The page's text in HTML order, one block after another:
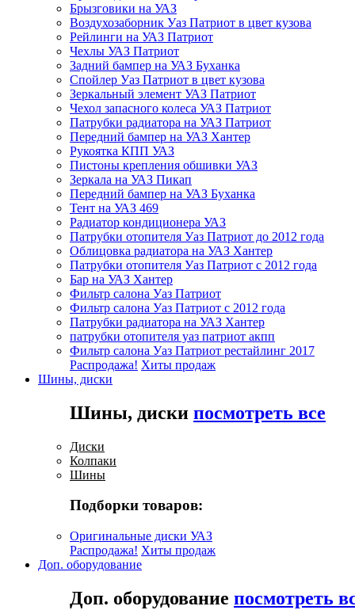
Брызговики на УАЗ
Воздухозаборник Уаз Патриот в цвет кузова
Рейлинги на УАЗ Патриот
Чехлы УАЗ Патриот
Задний бампер на УАЗ Буханка
Спойлер Уаз Патриот в цвет кузова
Зеркальный элемент УАЗ Патриот
Чехол запасного колеса УАЗ Патриот
Патрубки радиатора на УАЗ Патриот
Передний бампер на УАЗ Хантер
Рукоятка КПП УАЗ
Пистоны крепления обшивки УАЗ
Зеркала на УАЗ Пикап
Передний бампер на УАЗ Буханка
Тент на УАЗ 469
Радиатор кондиционера УАЗ
Патрубки отопителя Уаз Патриот до 2012 года
Облицовка радиатора на УАЗ Хантер
Патрубки отопителя Уаз Патриот с 2012 года
Бар на УАЗ Хантер
Фильтр салона Уаз Патриот
Фильтр салона Уаз Патриот с 2012 года
Патрубки радиатора на УАЗ Хантер
патрубки отопителя уаз патриот акпп
Фильтр салона Уаз Патриот рестайлинг 2017
Распродажа! Хиты продаж
Шины, диски
Шины, диски посмотреть все
Диски
Колпаки
Шины
Подборки товаров:
Оригинальные диски УАЗ
Распродажа! Хиты продаж
Доп. оборудование
Доп. оборудование посмотреть